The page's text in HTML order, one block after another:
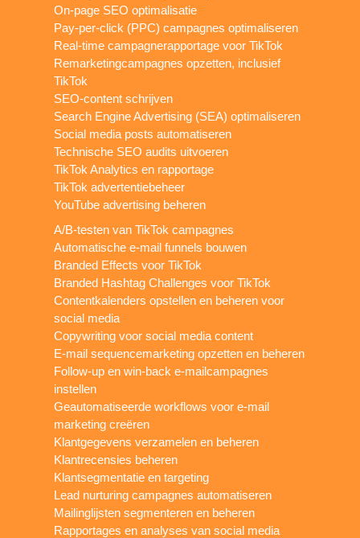
On-page SEO optimalisatie
Pay-per-click (PPC) campagnes optimaliseren
Real-time campagnerapportage voor TikTok
Remarketingcampagnes opzetten, inclusief
TikTok
SEO-content schrijven
Search Engine Advertising (SEA) optimaliseren
Social media posts automatiseren
Technische SEO audits uitvoeren
TikTok Analytics en rapportage
TikTok advertentiebeheer
YouTube advertising beheren
A/B-testen van TikTok campagnes
Automatische e-mail funnels bouwen
Branded Effects voor TikTok
Branded Hashtag Challenges voor TikTok
Contentkalenders opstellen en beheren voor
social media
Copywriting voor social media content
E-mail sequencemarketing opzetten en beheren
Follow-up en win-back e-mailcampagnes
instellen
Geautomatiseerde workflows voor e-mail
marketing creëren
Klantgegevens verzamelen en beheren
Klantrecensies beheren
Klantsegmentatie en targeting
Lead nurturing campagnes automatiseren
Mailinglijsten segmenteren en beheren
Rapportages en analyses van social media